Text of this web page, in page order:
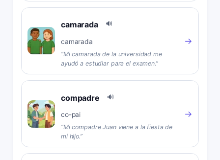
camarada 🔊
camarada
“Mi camarada de la universidad me
ayudó a estudiar para el examen.”
→
compadre 🔊
co-pai
“Mi compadre Juan viene a la fiesta de
mi hijo.”
→